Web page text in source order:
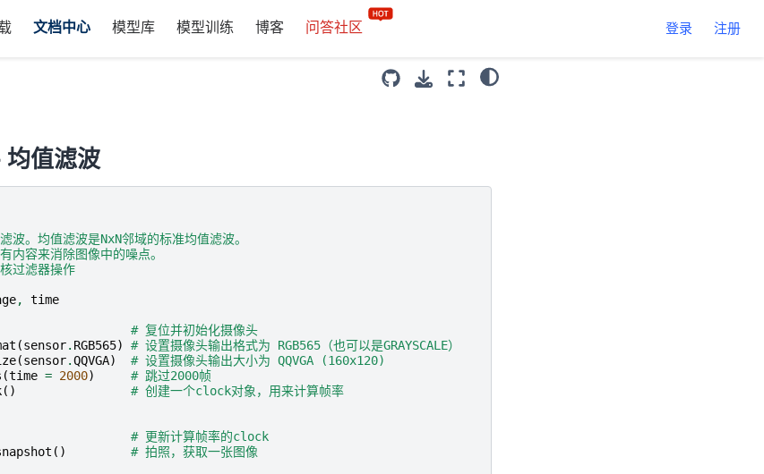
文档中心 模型库 模型训练 博客 问答社区 登录 注册
值滤波
波。均值滤波是NxN邻域的标准均值滤波。
内容来消除图像中的噪点。
过滤器操作
, time
# 复位并初始化摄像头
(sensor. RGB565)
# 设置摄像头输出格式为 RGB565（也可以是GRAYSCALE）
(sensor.QQVGA)
# 设置摄像头输出大小为 QQVGA (160x120)
(time = 2000)
# 跳过2000帧
() # 创建一个clock对象，用来计算帧率
# 更新计算帧率的clock
() # 拍照，获取一张图像